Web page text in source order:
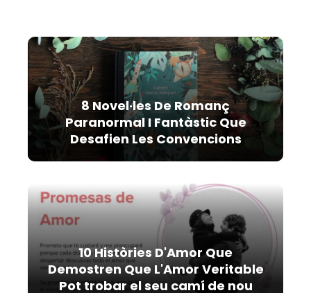
8 Novel·les De Romanç
Paranormal I Fantàstic Que
Desafien Les Convencions
10 Històries D'Amor Que
Demostren Que L'Amor Veritable
Pot trobar el seu camí de nou